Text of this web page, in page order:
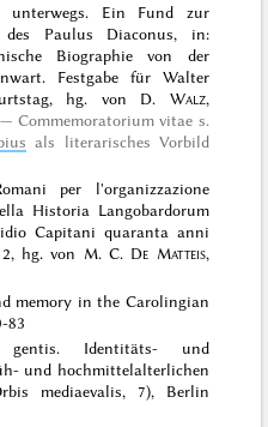
Ein Fund zur
des Paulus Diaconus, in:
Biographie von der
Festgabe für Walter
hg. von D. Walz,
Commemoratorium vitae s.
als literarisches Vorbild
per l'organizzazione
Historia Langobardorum
Capitani quaranta anni
hg. von M. C. De Matteis,
memory in the Carolingian
83
Identitäts- und
und hochmittelalterlichen
mediaevalis, 7), Berlin